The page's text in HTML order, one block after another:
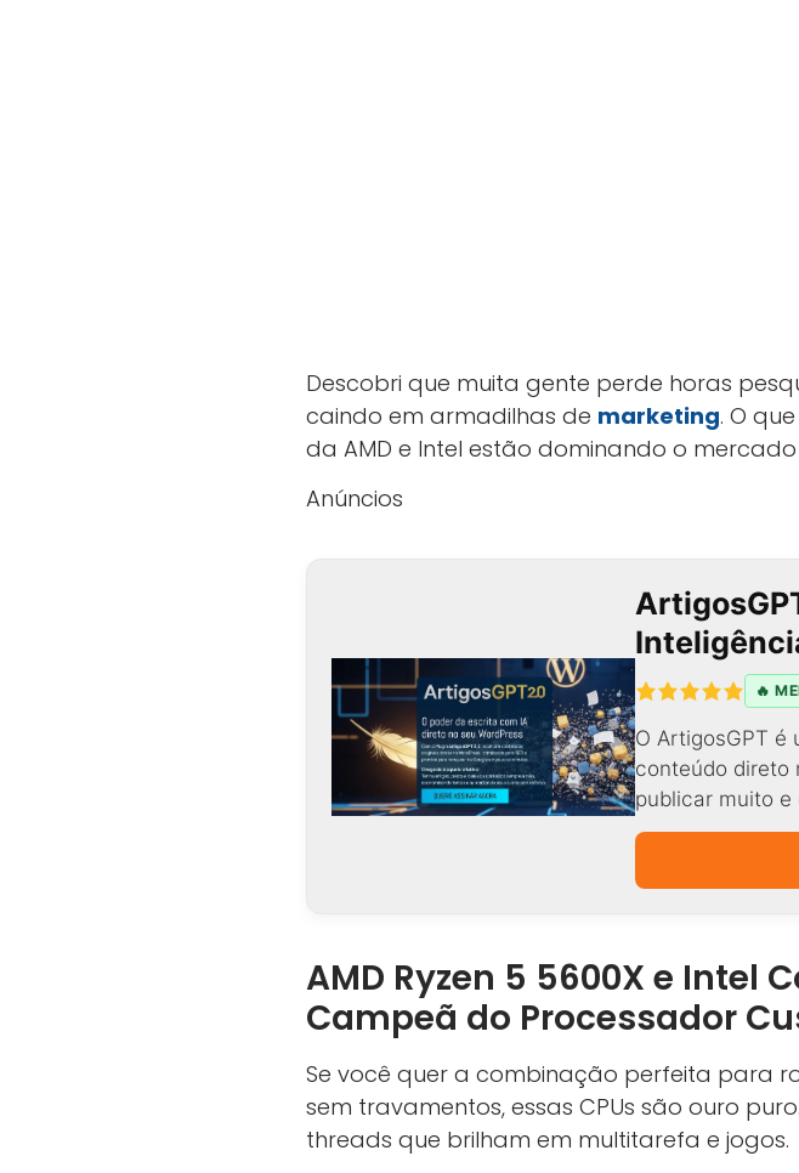
Descobri que muita gente perde horas
caindo em armadilhas de marketing. O
da AMD e Intel estão dominando o
Anúncios
🔥
O ArtigosGPT é
conteúdo direto
publicar muito e
AMD Ryzen 5 5600X e Intel
Campeã do Processador
Se você quer a combinação perfeita para
sem travamentos, essas CPUs são ouro
threads que brilham em multitarefa e jogos.